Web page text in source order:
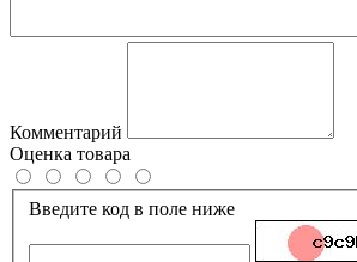
Комментарий
Оценка товара
Введите код в поле ниже